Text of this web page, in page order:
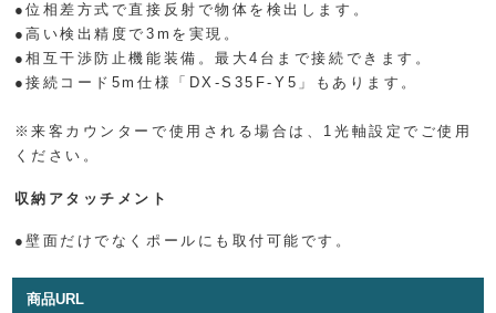
●位相差方式で直接反射で物体を検出します。
●高い検出精度で3mを実現。
●相互干渉防止機能装備。最大4台まで接続できます。
●接続コード5m仕様「DX-S35F-Y5」もあります。
※来客カウンターで使用される場合は、1光軸設定でご使用
ください。
収納アタッチメント
●壁面だけでなくポールにも取付可能です。
商品URL